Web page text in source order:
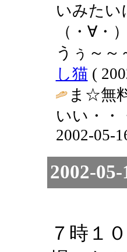
いみた
（・∀・
うぅ～
し猫 (
ま☆無
いい・・
2002-05-
2002-
７時１